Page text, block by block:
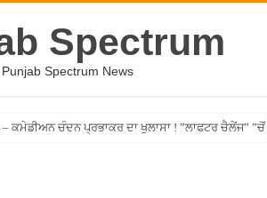
Spectrum
Punjab Spectrum News
– ਕਮੇਡੀਅਨ ਚੰਦਨ ਪ੍ਰਭਾਕਰ ਦਾ ਖੁਲਾਸਾ ! ”ਲਾਫਟਰ ਚੈਲੇਂਜ”